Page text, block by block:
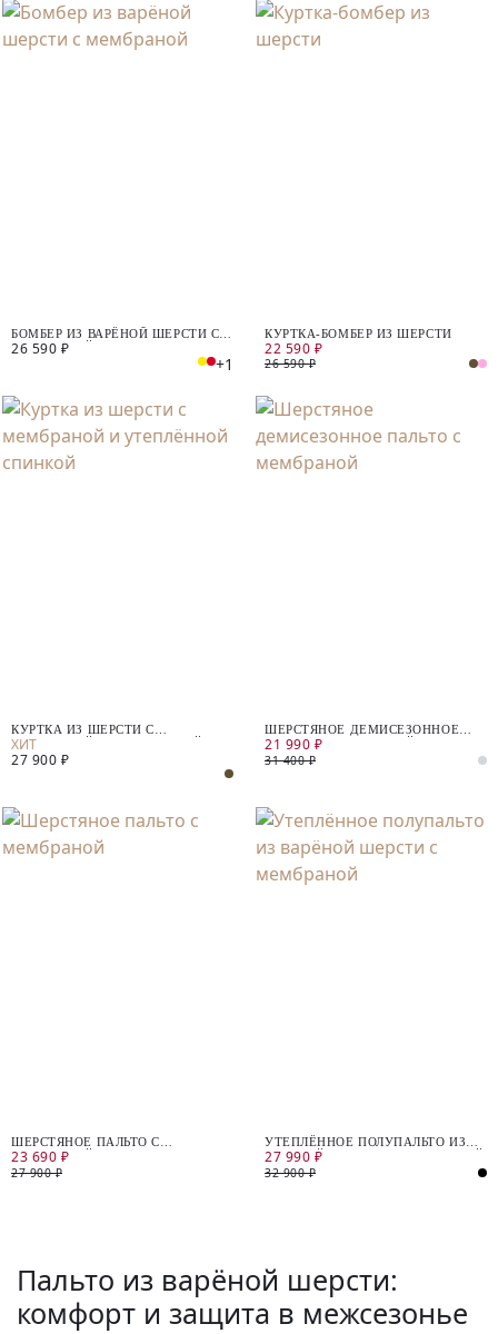
БОМБЕР ИЗ ВАРЁНОЙ ШЕРСТИ С
МЕМБРАНОЙ
26 590 ₽
+1
КУРТКА-БОМБЕР ИЗ ШЕРСТИ
22 590 ₽
26 590 ₽
КУРТКА ИЗ ШЕРСТИ С
МЕМБРАНОЙ И УТЕПЛЁННОЙ
СПИНКОЙ
27 900 ₽
ШЕРСТЯНОЕ ДЕМИСЕЗОННОЕ
ПАЛЬТО С МЕМБРАНОЙ
21 990 ₽
31 400 ₽
ШЕРСТЯНОЕ ПАЛЬТО С
МЕМБРАНОЙ
23 690 ₽
27 900 ₽
УТЕПЛЁННОЕ ПОЛУПАЛЬТО ИЗ
ВАРЁНОЙ ШЕРСТИ С МЕМБРАНОЙ
27 990 ₽
32 900 ₽
Пальто из варёной шерсти:
комфорт и защита в межсезонье